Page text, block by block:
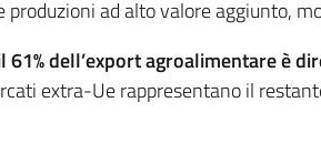
ad alto valore aggiunto,
61% dell’export agroalimentare è
extra-Ue rappresentano il